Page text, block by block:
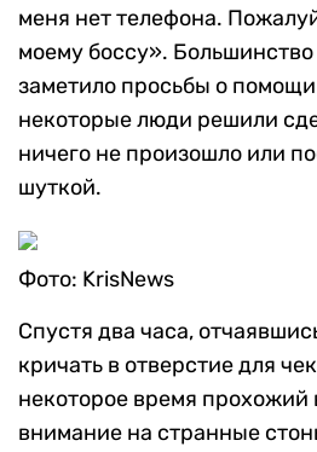
меня нет телефона.
моему боссу».
заметило просьбы о
некоторые люди решили
ничего не произошло или
шуткой.
Фото: KrisNews
Спустя два часа,
кричать в отверстие для
некоторое время прохожий
внимание на странные